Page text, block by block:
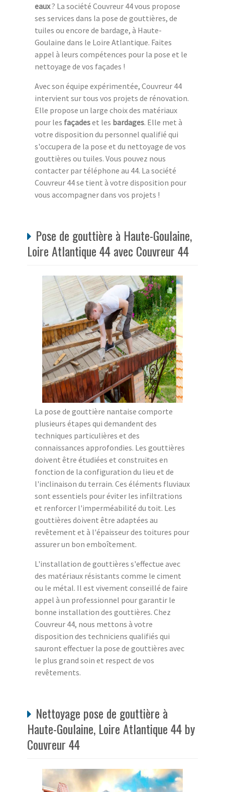
eaux? La société Couvreur 44 vous propose
ses services dans la pose de gouttières, de
tuiles ou encore de bardage, à Haute-
Goulaine dans le Loire Atlantique. Faites
appel à leurs compétences pour la pose et le
nettoyage de vos façades !
Avec son équipe expérimentée, Couvreur 44
intervient sur tous vos projets de rénovation.
Elle propose un large choix des matériaux
pour les façadeset les bardages. Elle met à
votre disposition du personnel qualifié qui
s'occupera de la pose et du nettoyage de vos
gouttières ou tuiles. Vous pouvez nous
contacter par téléphone au 44. La société
Couvreur 44 se tient à votre disposition pour
vous accompagner dans vos projets !
Pose de gouttière à Haute-Goulaine,
Loire Atlantique 44 avec Couvreur 44
La pose de gouttière nantaise comporte
plusieurs étapes qui demandent des
techniques particulières et des
connaissances approfondies. Les gouttières
doivent être étudiées et construites en
fonction de la configuration du lieu et de
l'inclinaison du terrain. Ces éléments fluviaux
sont essentiels pour éviter les infiltrations
et renforcer l'imperméabilité du toit. Les
gouttières doivent être adaptées au
revêtement et à l'épaisseur des toitures pour
assurer un bon emboîtement.
L'installation de gouttières s'effectue avec
des matériaux résistants comme le ciment
ou le métal. Il est vivement conseillé de faire
appel à un professionnel pour garantir le
bonne installation des gouttières. Chez
Couvreur 44, nous mettons à votre
disposition des techniciens qualifiés qui
sauront effectuer la pose de gouttières avec
le plus grand soin et respect de vos
revêtements.
Nettoyage pose de gouttière à
Haute-Goulaine, Loire Atlantique 44 by
Couvreur 44